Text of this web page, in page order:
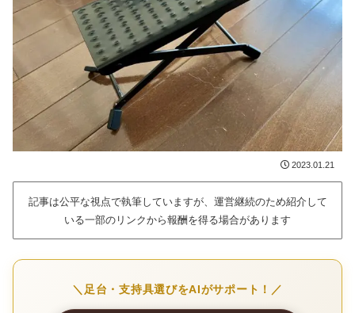
2023.01.21
記事は公平な視点で執筆していますが、運営継続のため紹介して
いる一部のリンクから報酬を得る場合があります
＼足台・支持具選びをAIがサポート！／